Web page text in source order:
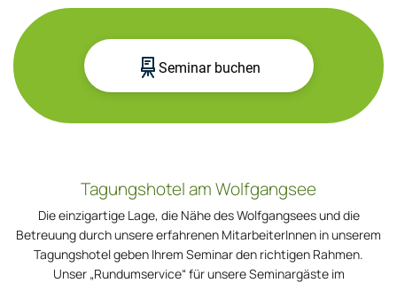
Tagungshotel am Wolfgangsee
Die einzigartige Lage, die Nähe des Wolfgangsees und die
Betreuung durch unsere erfahrenen MitarbeiterInnen in unserem
Tagungshotel geben Ihrem Seminar den richtigen Rahmen.
Unser „Rundumservice“ für unsere Seminargäste im